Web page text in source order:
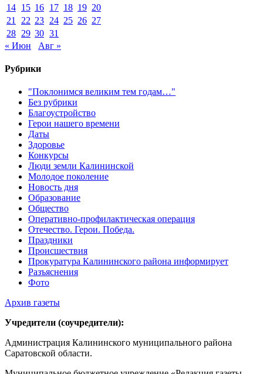
14 15 16 17 18 19 20
21
22 23 24 25 26 27
28 29 30 31
« Июн
Авг »
Рубрики
"Поклонимся великим тем годам…"
Без рубрики
Благоустройство
Герои нашего времени
Даты
Здоровье
Конкурсы
Люди земли Калининской
Молодое поколение
Новость дня
Образование
Общество
Оперативно-профилактическая операция
Отечество. Герои. Победа.
Праздники
Происшествия
Прокуратура Калининского района информирует
Разъяснения
Фото
Архив газеты
Учредители (соучредители):
Администрация Калининского муниципального района
Саратовской области.